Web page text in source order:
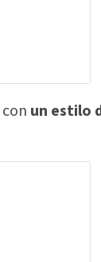
un estilo